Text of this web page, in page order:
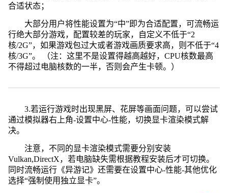
合适状态；
大部分用户将性能设置为“中”即为合适配置，可流畅运
行绝大部分游戏，配置较差的玩家，自定义不低于“2
核/2G”，如果游戏包过大或者游戏画质要求高，则不低于“4
核/3G”。 （注：这里不是设置得越高越好，CPU核数最高
不得超过电脑核数的一半，否则会产生卡顿。）
3.若运行游戏时出现黑屏、花屏等画面问题，可以尝试
通过模拟器右上角-设置中心-性能，切换显卡渲染模式解
决。
注意，不同的显卡渲染模式需要分别安装
Vulkan,DirectX，若电脑缺失需根据教程安装后才可切换。
同时流畅运行《异游记》还需要在设置中心-性能-其他优化
选择“强制使用独立显卡”。